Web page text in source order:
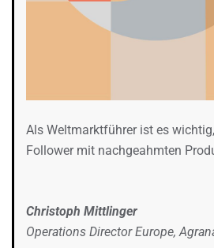
Als Weltmarktführer ist es
Follower mit nachgeahmten
Christoph Mittlinger
Operations Director Europe,